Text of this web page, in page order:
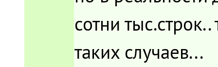
сотни
таких случаев...